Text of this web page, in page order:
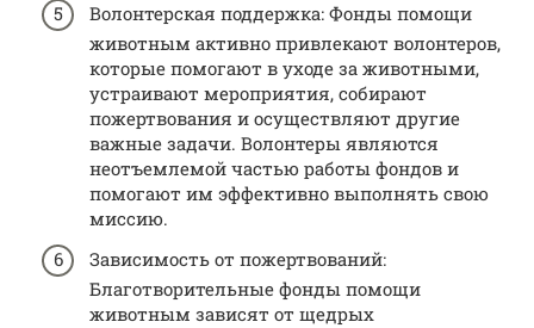
Волонтерская поддержка: Фонды помощи
животным активно привлекают волонтеров,
которые помогают в уходе за животными,
устраивают мероприятия, собирают
пожертвования и осуществляют другие
важные задачи. Волонтеры являются
неотъемлемой частью работы фондов и
помогают им эффективно выполнять свою
миссию.
Зависимость от пожертвований:
Благотворительные фонды помощи
животным зависят от щедрых